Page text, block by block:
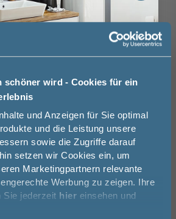
schöner wird - Cookies für ein
und Anzeigen für Sie optimal
und die Leistung unsere
sowie die Zugriffe darauf
setzen wir Cookies ein, um
Marketingpartnern relevante
Werbung zu zeigen. Ihre
Sie jederzeit hier einsehen und
für die LED-
Hilfe bei der Konfiguration?
beraten Sie gern.
Ausstellung besuchen
1.099,00 €
ausgewählt
€ sparen!
sich hier zu unserem
an und sparen Sie
Ihre Bestellung!